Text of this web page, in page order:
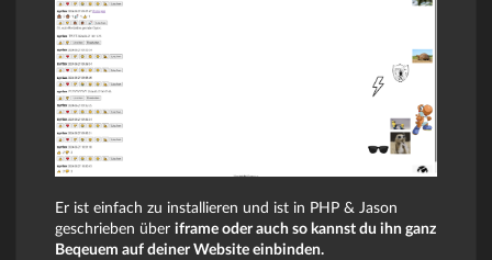
Er ist einfach zu installieren und ist in PHP & Jason
geschrieben über iframe oder auch so kannst du ihn ganz
Beqeuem auf deiner Website einbinden.